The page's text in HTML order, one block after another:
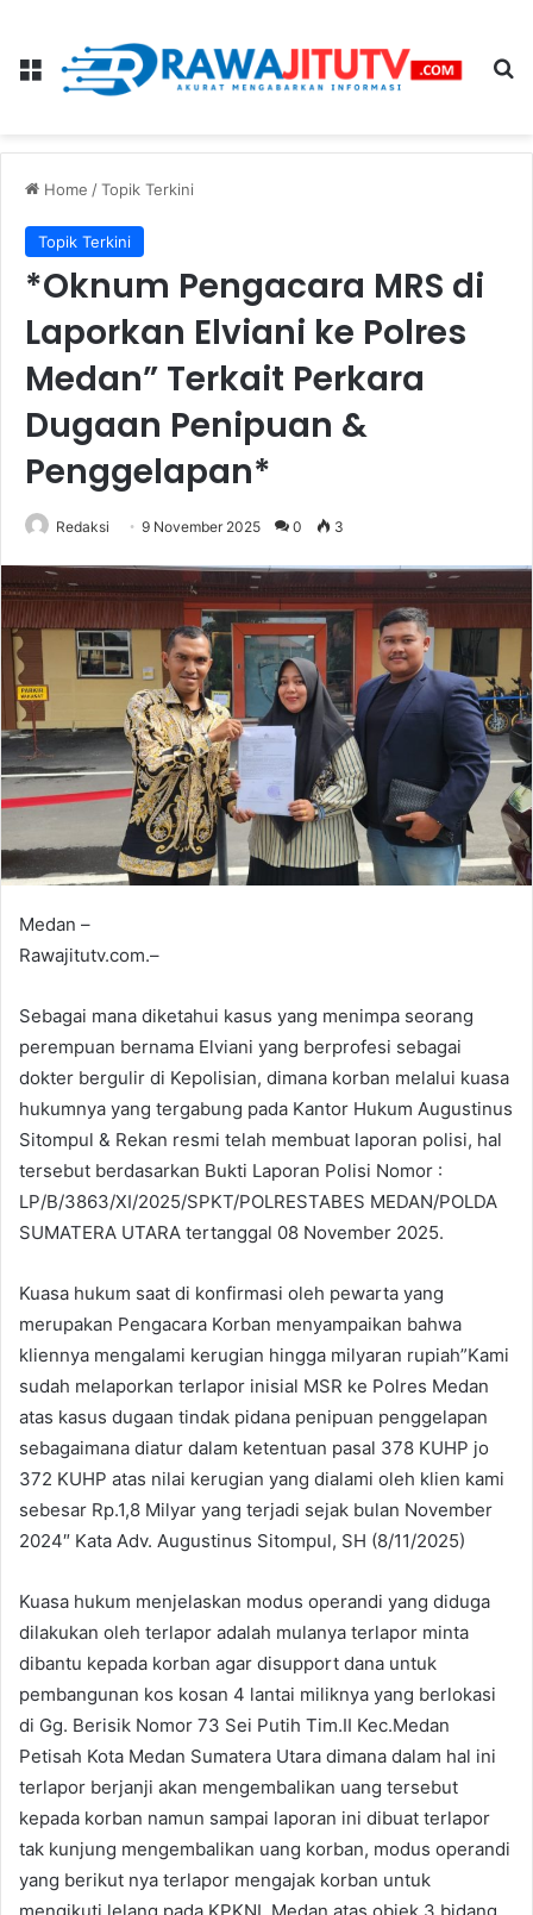
Menu
Home /Topik Terkini
Topik Terkini
*Oknum Pengacara MRS di
Laporkan Elviani ke Polres
Medan” Terkait Perkara
Dugaan Penipuan &
Penggelapan*
Redaksi 9 November 2025 0 3
Medan –
Rawajitutv.com.–
Sebagai mana diketahui kasus yang menimpa seorang
perempuan bernama Elviani yang berprofesi sebagai
dokter bergulir di Kepolisian, dimana korban melalui kuasa
hukumnya yang tergabung pada Kantor Hukum Augustinus
Sitompul & Rekan resmi telah membuat laporan polisi, hal
tersebut berdasarkan Bukti Laporan Polisi Nomor :
LP/B/3863/XI/2025/SPKT/POLRESTABES MEDAN/POLDA
SUMATERA UTARA tertanggal 08 November 2025.
Kuasa hukum saat di konfirmasi oleh pewarta yang
merupakan Pengacara Korban menyampaikan bahwa
kliennya mengalami kerugian hingga milyaran rupiah”Kami
sudah melaporkan terlapor inisial MSR ke Polres Medan
atas kasus dugaan tindak pidana penipuan penggelapan
sebagaimana diatur dalam ketentuan pasal 378 KUHP jo
372 KUHP atas nilai kerugian yang dialami oleh klien kami
sebesar Rp.1,8 Milyar yang terjadi sejak bulan November
2024″ Kata Adv. Augustinus Sitompul, SH (8/11/2025)
Kuasa hukum menjelaskan modus operandi yang diduga
dilakukan oleh terlapor adalah mulanya terlapor minta
dibantu kepada korban agar disupport dana untuk
pembangunan kos kosan 4 lantai miliknya yang berlokasi
di Gg. Berisik Nomor 73 Sei Putih Tim.II Kec.Medan
Petisah Kota Medan Sumatera Utara dimana dalam hal ini
terlapor berjanji akan mengembalikan uang tersebut
kepada korban namun sampai laporan ini dibuat terlapor
tak kunjung mengembalikan uang korban, modus operandi
yang berikut nya terlapor mengajak korban untuk
mengikuti lelang pada KPKNL Medan atas objek 3 bidang